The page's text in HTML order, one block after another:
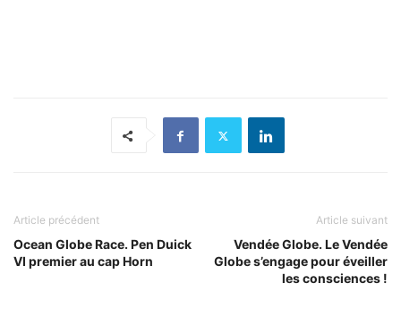
Article précédent
Ocean Globe Race. Pen Duick
VI premier au cap Horn
Article suivant
Vendée Globe. Le Vendée
Globe s’engage pour éveiller
les consciences !